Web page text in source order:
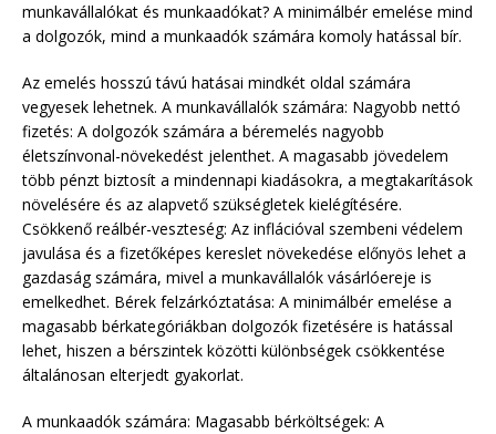
munkavállalókat és munkaadókat? A minimálbér emelése mind
a dolgozók, mind a munkaadók számára komoly hatással bír.
Az emelés hosszú távú hatásai mindkét oldal számára
vegyesek lehetnek. A munkavállalók számára: Nagyobb nettó
fizetés: A dolgozók számára a béremelés nagyobb
életszínvonal-növekedést jelenthet. A magasabb jövedelem
több pénzt biztosít a mindennapi kiadásokra, a megtakarítások
növelésére és az alapvető szükségletek kielégítésére.
Csökkenő reálbér-veszteség: Az inflációval szembeni védelem
javulása és a fizetőképes kereslet növekedése előnyös lehet a
gazdaság számára, mivel a munkavállalók vásárlóereje is
emelkedhet. Bérek felzárkóztatása: A minimálbér emelése a
magasabb bérkategóriákban dolgozók fizetésére is hatással
lehet, hiszen a bérszintek közötti különbségek csökkentése
általánosan elterjedt gyakorlat.
A munkaadók számára: Magasabb bérköltségek: A